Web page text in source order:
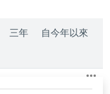
三年 自今年以來